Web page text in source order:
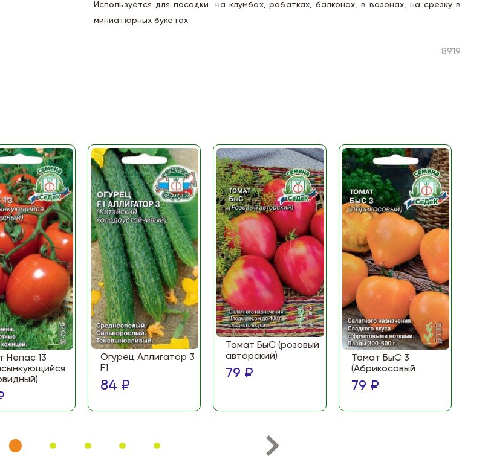
Используется для посадки на клумбах, рабатках, балконах, в вазонах, на срезку в
миниатюрных букетах.
8919
Непас 13
Огурец Аллигатор 3
F1
84 ₽
Томат БыС (розовый
авторский)
79 ₽
Томат БыС 3
(Абрикосовый
79 ₽